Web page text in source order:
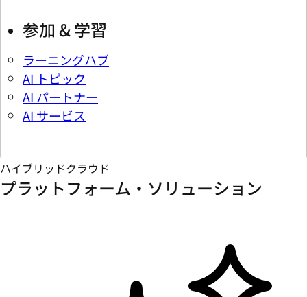
参加 & 学習
ラーニングハブ
AI トピック
AI パートナー
AI サービス
ハイブリッドクラウド
プラットフォーム・ソリューション